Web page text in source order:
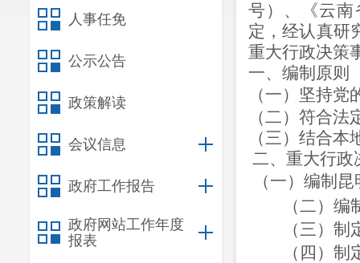
人事任免
公示公告
政策解读
会议信息
政府工作报告
政府网站工作年度
报表
号）、《云
定，经认真研
重大行政决策
一、编制原则
（一）坚持
（二）符合
（三）结合
二、重大行政
（一）编制
（二）编
（三）制
（四）制